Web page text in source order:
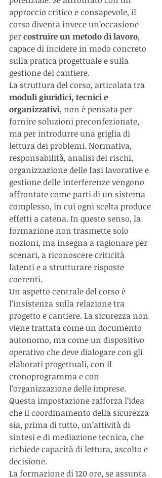
approccio critico e consapevole, il
corso diventa invece un’occasione
per costruire un metodo di lavoro,
capace di incidere in modo concreto
sulla pratica progettuale e sulla
gestione del cantiere.
La struttura del corso, articolata tra
moduli giuridici, tecnici e
organizzativi, non è pensata per
fornire soluzioni preconfezionate,
ma per introdurre una griglia di
lettura dei problemi. Normativa,
responsabilità, analisi dei rischi,
organizzazione delle fasi lavorative e
gestione delle interferenze vengono
affrontate come parti di un sistema
complesso, in cui ogni scelta produce
effetti a catena. In questo senso, la
formazione non trasmette solo
nozioni, ma insegna a ragionare per
scenari, a riconoscere criticità
latenti e a strutturare risposte
coerenti.
Un aspetto centrale del corso è
l’insistenza sulla relazione tra
progetto e cantiere. La sicurezza non
viene trattata come un documento
autonomo, ma come un dispositivo
operativo che deve dialogare con gli
elaborati progettuali, con il
cronoprogramma e con
l’organizzazione delle imprese.
Questa impostazione rafforza l’idea
che il coordinamento della sicurezza
sia, prima di tutto, un’attività di
sintesi e di mediazione tecnica, che
richiede capacità di lettura, ascolto e
decisione.
La formazione di 120 ore, se assunta